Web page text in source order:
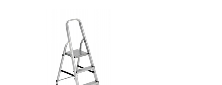
NON DISPONIBILE A MAGAZZINO